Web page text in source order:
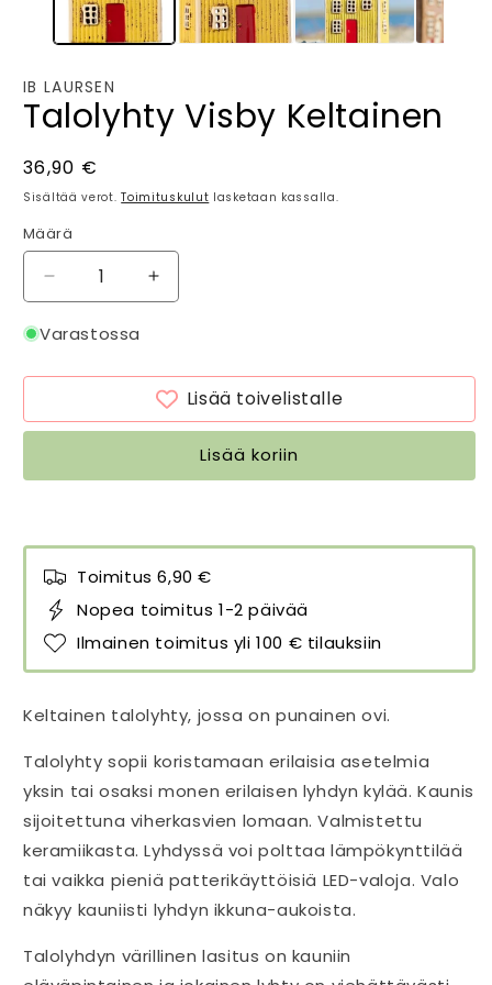
IB LAURSEN
Talolyhty Visby Keltainen
Normaalihinta
36,90 €
Sisältää verot.Toimituskulut lasketaan kassalla.
Määrä
Määrä
Vähennä
tuotteen
Talolyhty
Keltainen
Lisää
tuotteen
Keltainen
määrää
Varastossa
Lisää toivelistalle
Lisää koriin
Toimitus 6,90 €
Nopea toimitus 1-2 päivää
Ilmainen toimitus yli 100 € tilauksiin
Keltainen talolyhty, jossa on punainen ovi.
Talolyhty sopii koristamaan erilaisia asetelmia
yksin tai osaksi monen erilaisen lyhdyn kylää. Kaunis
sijoitettuna viherkasvien lomaan. Valmistettu
keramiikasta. Lyhdyssä voi polttaa lämpökynttilää
tai vaikka pieniä patterikäyttöisiä LED-valoja. Valo
näkyy kauniisti lyhdyn ikkuna-aukoista.
Talolyhdyn värillinen lasitus on kauniin